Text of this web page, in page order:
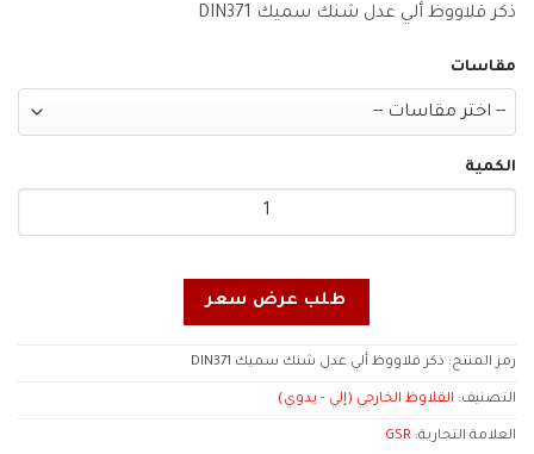
ذكر قلاووظ ألي عدل شنك سميك DIN371
مقاسات
الكمية
طلب عرض سعر
رمز المنتج: ذكر قلاووظ ألي عدل شنك سميك DIN371
التصنيف: القلاوظ الخارجي (إلي - يدوي)
العلامة التجارية: GSR